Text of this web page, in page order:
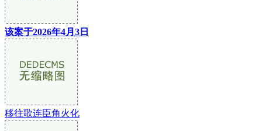
该案于2026年4月3日
移往歌连臣角火化